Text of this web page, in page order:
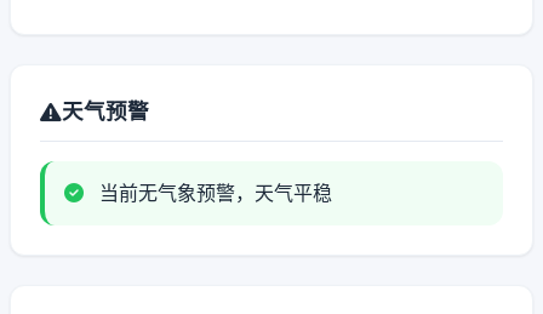
天气预警
当前无气象预警，天气平稳